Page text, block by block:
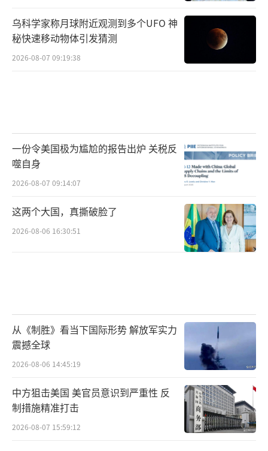
乌科学家称月球附近观测到多个UFO 神
秘快速移动物体引发猜测
2026-08-07 09:19:38
一份令美国极为尴尬的报告出炉 关税反
噬自身
2026-08-07 09:14:07
这两个大国，真撕破脸了
2026-08-06 16:30:51
从《制胜》看当下国际形势 解放军实力
震撼全球
2026-08-06 14:45:19
中方狙击美国 美官员意识到严重性 反
制措施精准打击
2026-08-07 15:59:12